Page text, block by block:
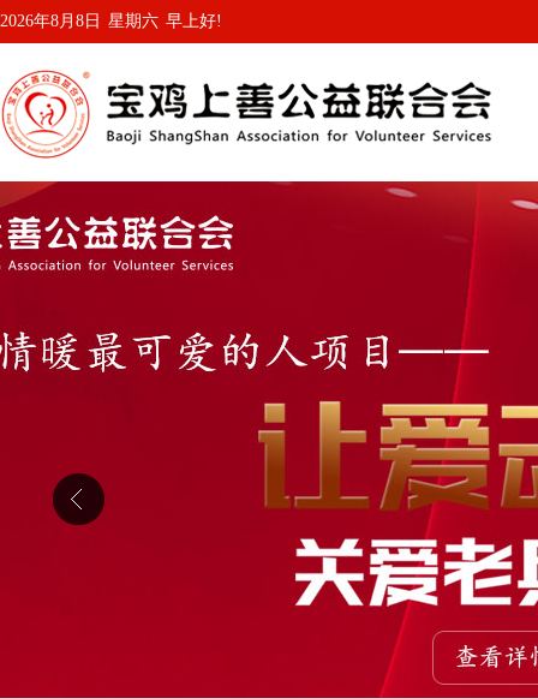
2026年8月8日 星期六 早上好!